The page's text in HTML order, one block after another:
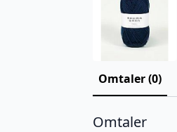
Omtaler (0)
Omtaler